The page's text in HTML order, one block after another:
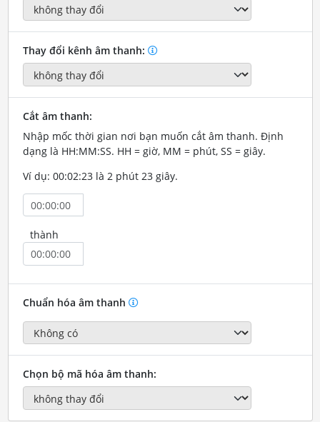
Thay đổi kênh âm thanh:
Cắt âm thanh:
Nhập mốc thời gian nơi bạn muốn cắt âm thanh. Định
dạng là HH:MM:SS. HH = giờ, MM = phút, SS = giây.
Ví dụ: 00:02:23 là 2 phút 23 giây.
thành
Chuẩn hóa âm thanh
Chọn bộ mã hóa âm thanh: